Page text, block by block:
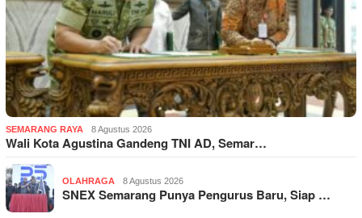
SEMARANG RAYA 8 Agustus 2026
Wali Kota Agustina Gandeng TNI AD, Semar…
OLAHRAGA 8 Agustus 2026
SNEX Semarang Punya Pengurus Baru, Siap …